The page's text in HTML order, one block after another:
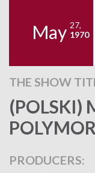
May 27,
1970
THE SHOW
(POLSKI)
PRODUCERS: